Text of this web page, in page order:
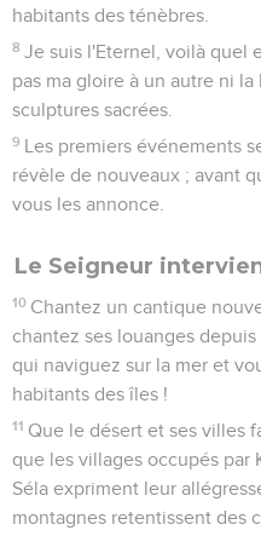
habitants des ténèbres.
8 Je suis l'Eternel, voilà quel
pas ma gloire à un autre ni
sculptures sacrées.
9 Les premiers événements
révèle de nouveaux ; avant
vous les annonce.
Le Seigneur
10 Chantez un cantique
chantez ses louanges
qui naviguez sur la mer et
habitants des îles !
11 Que le désert et ses villes
que les villages occupés par
Séla expriment leur
montagnes retentissent des